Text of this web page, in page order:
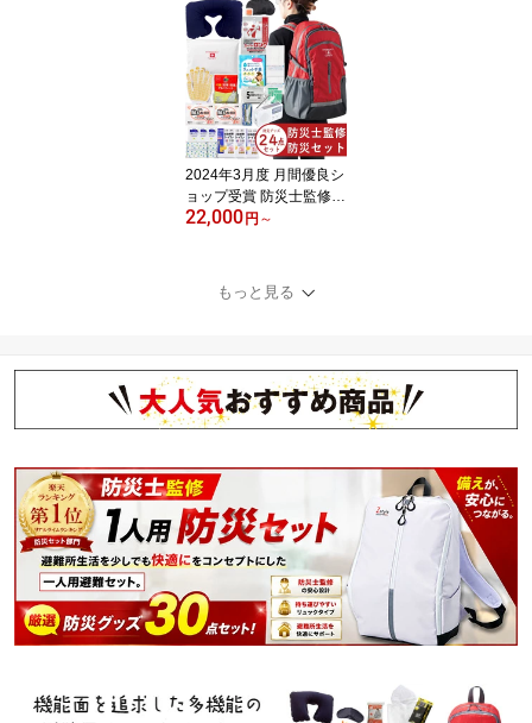
ト・2人用 防災グッズ
（25種55点セット）【防
災セット 防災グッズ 避
難セット 避難グッズ 非
常持ち出し袋 非常持出袋
防災セット2人用】
2024年3月度 月間優良シ
ョップ受賞 防災士監修
防災リュック 避難セット
ッズ 避難セット 避難グ
ッズ 非常持ち出し袋 非
22,000円 ～
もっと見る